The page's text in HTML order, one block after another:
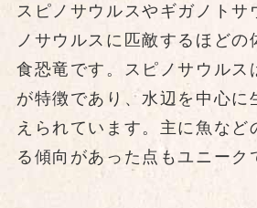
スピノサウルスやギガノトサ
ノサウルスに匹敵するほどの
食恐竜です。スピノサウルス
が特徴であり、水辺を中心に
えられています。主に魚など
る傾向があった点もユニーク